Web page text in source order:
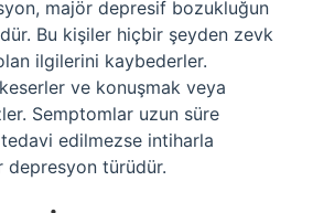
majör depresif bozukluğun
Bu kişiler hiçbir şeyden zevk
ilgilerini kaybederler.
ve konuşmak veya
Semptomlar uzun süre
edilmezse intiharla
depresyon türüdür.